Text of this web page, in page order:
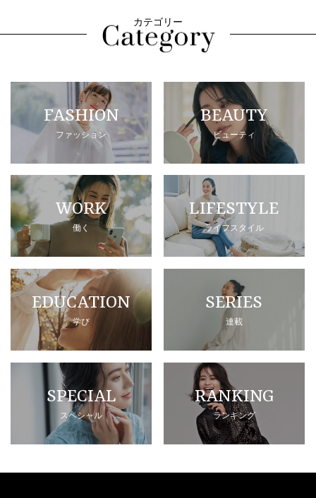
カテゴリー
FASHION
ファッション
BEAUTY
ビューティ
WORK
働く
LIFESTYLE
ライフスタイル
EDUCATION
学び
SERIES
連載
SPECIAL
スペシャル
RANKING
ランキング